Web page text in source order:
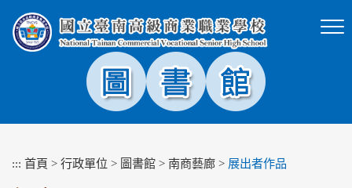
塊
::: 首頁 > 行政單位 > 圖書館 > 南商藝廊 > 展出者作品